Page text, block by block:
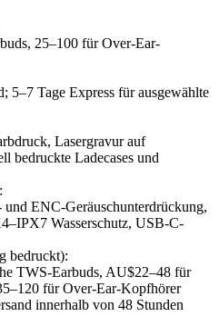
25–100 für Over-Ear-
5–7 Tage Express für ausgewählte
Lasergravur auf
bedruckte Ladecases und
:
ENC-Geräuschunterdrückung,
Wasserschutz, USB-C-
bedruckt):
TWS-Earbuds, AU$22–48 für
für Over-Ear-Kopfhörer
innerhalb von 48 Stunden